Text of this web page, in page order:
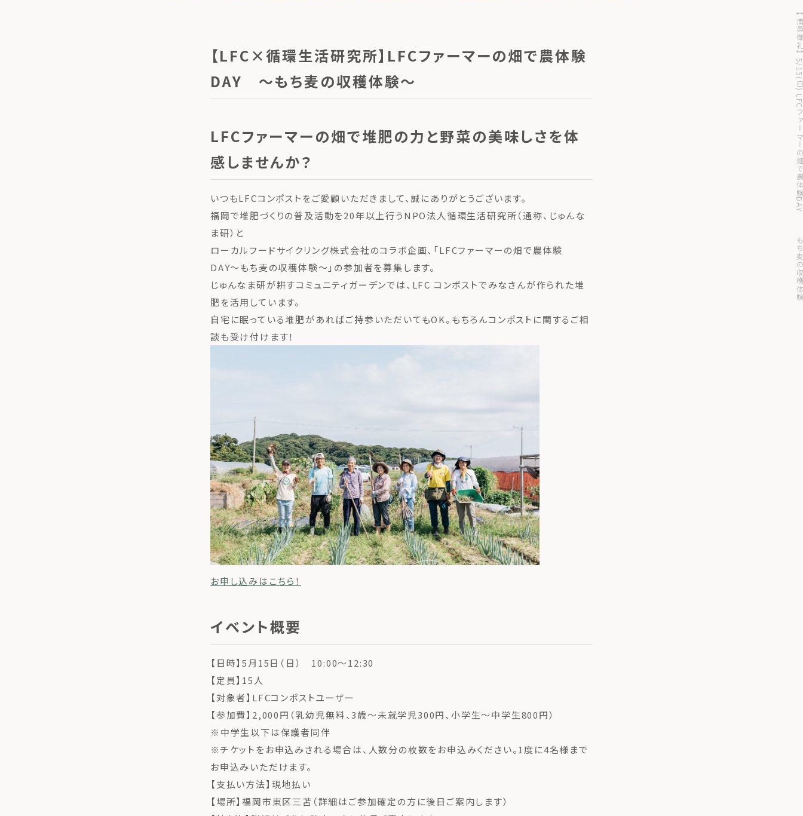
【満員御礼】5/15(日) LFCファ
【LFC×循環生活研究所】LFCファーマーの畑で農体験
DAY 〜もち麦の収穫体験〜
LFCファーマーの畑で堆肥の力と野菜の美味しさを体
感しませんか？
いつもLFCコンポストをご愛顧いただきまして、誠にありがとうございます。
福岡で堆肥づくりの普及活動を20年以上行うNPO法人循環生活研究所（通称、じゅんな
ま研）と
ローカルフードサイクリング株式会社のコラボ企画、「LFCファーマーの畑で農体験
DAY〜もち麦の収穫体験〜」の参加者を募集します。
じゅんなま研が耕すコミュニティガーデンでは、LFC コンポストでみなさんが作られた堆
肥を活用しています。
自宅に眠っている堆肥があればご持参いただいてもOK。もちろんコンポストに関するご相
談も受け付けます！
お申し込みはこちら！
イベント概要
【日時】5月15日（日） 10:00～12:30
【定員】15人
【対象者】LFCコンポストユーザー
【参加費】2,000円（乳幼児無料、3歳〜未就学児300円、小学生〜中学生800円）
※中学生以下は保護者同伴
※チケットをお申込みされる場合は、人数分の枚数をお申込みください。1度に4名様まで
お申込みいただけます。
【支払い方法】現地払い
【場所】福岡市東区三苫（詳細はご参加確定の方に後日ご案内します）